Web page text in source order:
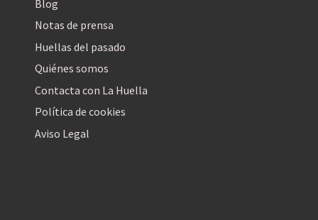
Blog
Notas de prensa
Huellas del pasado
Quiénes somos
Contacta con La Huella
Política de cookies
Aviso Legal